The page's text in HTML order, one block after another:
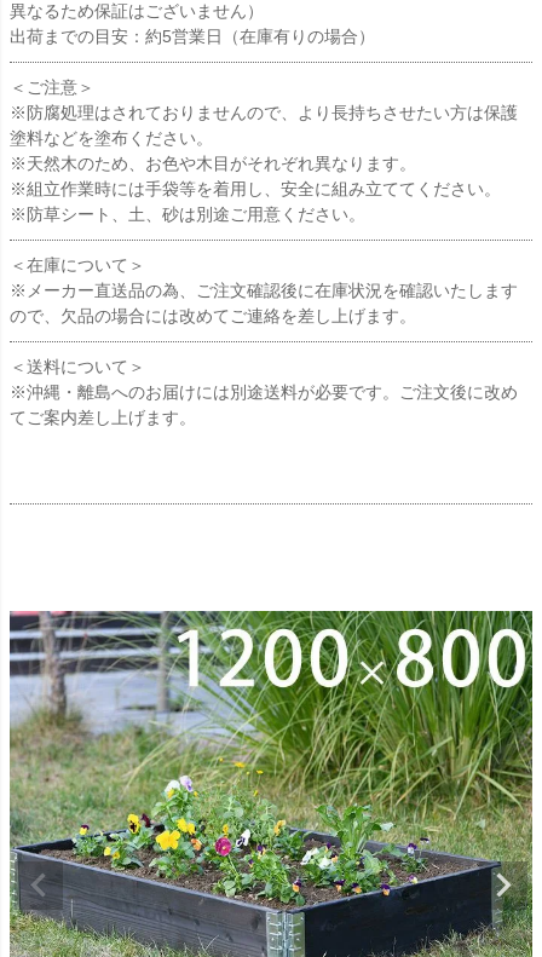
異なるため保証はございません）
出荷までの目安：約5営業日（在庫有りの場合）
＜ご注意＞
※防腐処理はされておりませんので、より長持ちさせたい方は保護
塗料などを塗布ください。
※天然木のため、お色や木目がそれぞれ異なります。
※組立作業時には手袋等を着用し、安全に組み立ててください。
※防草シート、土、砂は別途ご用意ください。
＜在庫について＞
※メーカー直送品の為、ご注文確認後に在庫状況を確認いたします
ので、欠品の場合には改めてご連絡を差し上げます。
＜送料について＞
※沖縄・離島へのお届けには別途送料が必要です。ご注文後に改め
てご案内差し上げます。